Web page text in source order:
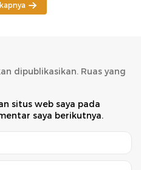
dipublikasikan. Ruas yang
situs web saya pada
saya berikutnya.